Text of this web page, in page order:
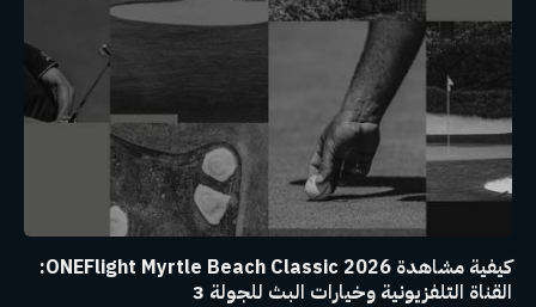
كيفية مشاهدة ONEFlight Myrtle Beach Classic 2026:
القناة التلفزيونية وخيارات البث للجولة 3